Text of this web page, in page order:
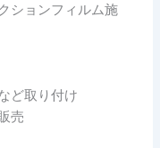
ションフィルム施
ど取り付け
売